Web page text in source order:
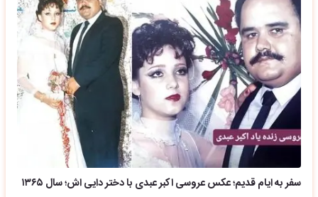
سفر به ایام قدیم؛ عکس عروسی اکبر عبدی با دختر دایی اش؛ سال ۱۳۶۵